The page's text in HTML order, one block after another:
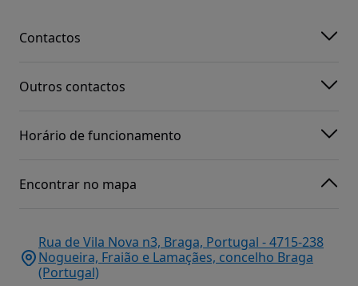
Contactos
Outros contactos
Horário de funcionamento
Encontrar no mapa
Rua de Vila Nova n3, Braga, Portugal - 4715-238
Nogueira, Fraião e Lamaçães, concelho Braga
(Portugal)